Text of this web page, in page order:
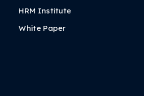
HRM Institute
White Paper